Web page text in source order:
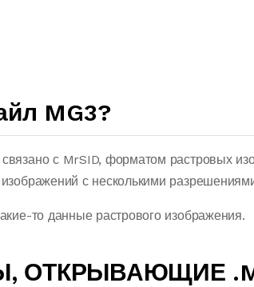
MG3?
с MrSID, форматом растровых
с несколькими
то данные растрового изображения.
ОТКРЫВАЮЩИЕ